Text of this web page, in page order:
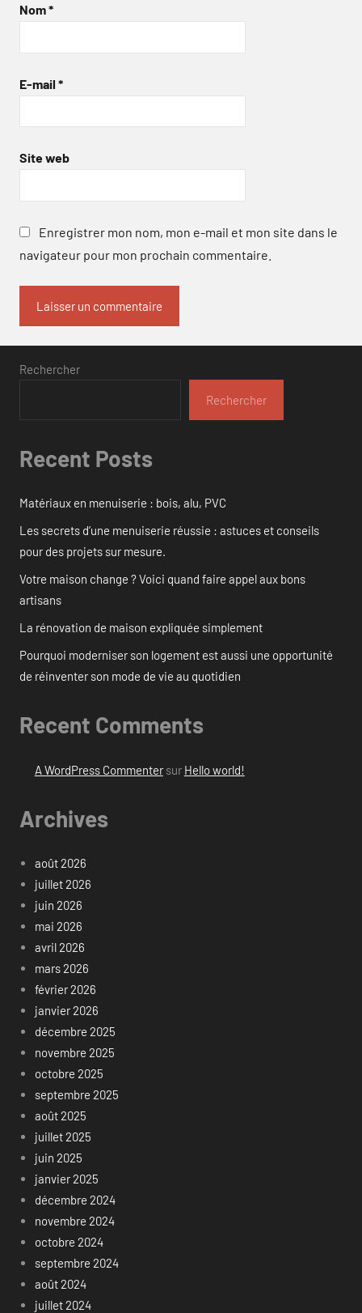
Nom*
E-mail *
Site web
Enregistrer mon nom, mon e-mail et mon site dans le
navigateur pour mon prochain commentaire.
Rechercher
Rechercher
Recent Posts
Matériaux en menuiserie : bois, alu, PVC
Les secrets d’une menuiserie réussie : astuces et conseils
pour des projets sur mesure.
Votre maison change ? Voici quand faire appel aux bons
artisans
La rénovation de maison expliquée simplement
Pourquoi moderniser son logement est aussi une opportunité
de réinventer son mode de vie au quotidien
Recent Comments
A WordPress Commentersur Hello world!
Archives
août 2026
juillet 2026
juin 2026
mai 2026
avril 2026
mars 2026
février 2026
janvier 2026
décembre 2025
novembre 2025
octobre 2025
septembre 2025
août 2025
juillet 2025
juin 2025
janvier 2025
décembre 2024
novembre 2024
octobre 2024
septembre 2024
août 2024
juillet 2024